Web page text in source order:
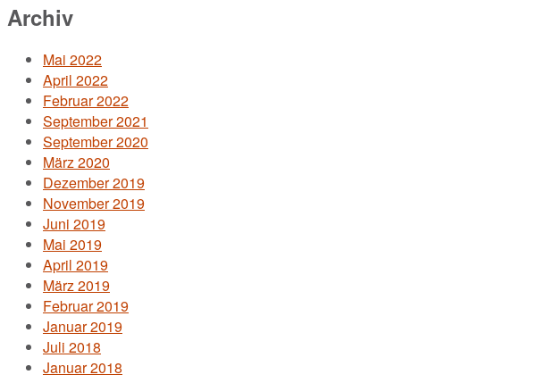
Archiv
Mai 2022
April 2022
Februar 2022
September 2021
September 2020
März 2020
Dezember 2019
November 2019
Juni 2019
Mai 2019
April 2019
März 2019
Februar 2019
Januar 2019
Juli 2018
Januar 2018